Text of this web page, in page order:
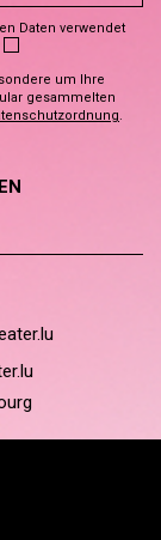
Daten verwendet
um Ihre
gesammelten
.